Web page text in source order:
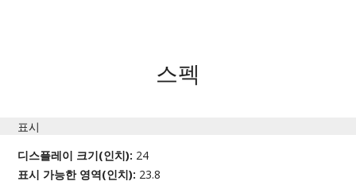
스펙
표시
디스플레이 크기(인치): 24
표시 가능한 영역(인치): 23.8